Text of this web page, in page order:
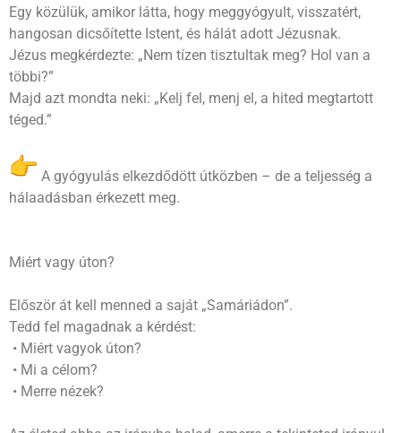
Egy közülük, amikor látta, hogy meggyógyult, visszatért,
hangosan dicsőítette Istent, és hálát adott Jézusnak.
Jézus megkérdezte: „Nem tízen tisztultak meg? Hol van a
többi?”
Majd azt mondta neki: „Kelj fel, menj el, a hited megtartott
téged.”
A gyógyulás elkezdődött útközben – de a teljesség a
hálaadásban érkezett meg.
Miért vagy úton?
Először át kell menned a saját „Samáriádon”.
Tedd fel magadnak a kérdést:
• Miért vagyok úton?
• Mi a célom?
• Merre nézek?